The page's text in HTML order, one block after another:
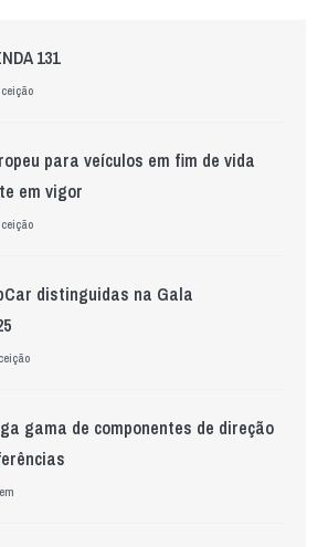
131
para veículos em fim de vida
em vigor
distinguidas na Gala
gama de componentes de direção